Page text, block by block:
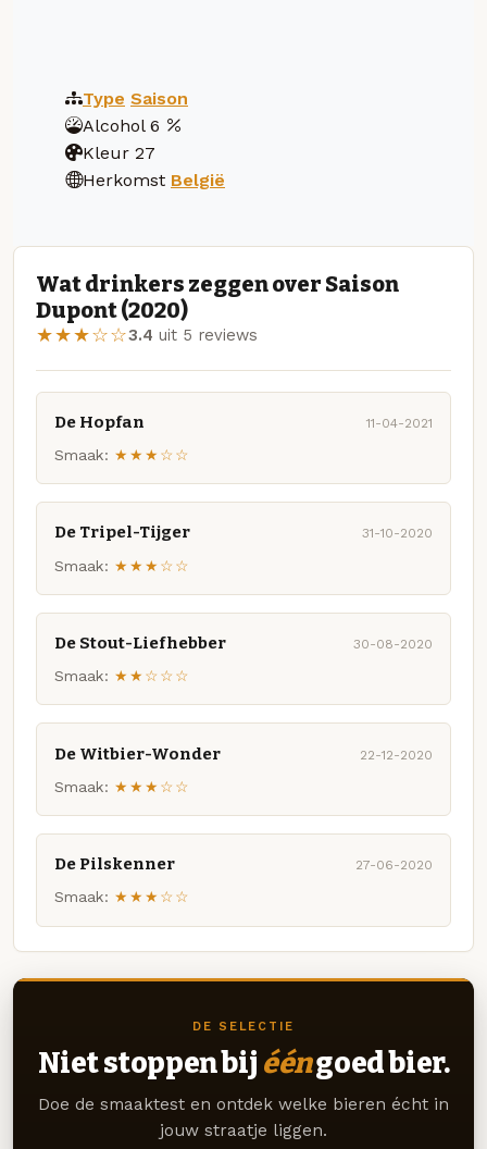
Type Saison
Alcohol 6
Kleur 27
Herkomst België
Wat drinkers zeggen over Saison
Dupont (2020)
★★★☆☆3.4 uit 5 reviews
De Hopfan 11-04-2021
Smaak: ★★★☆☆
De Tripel-Tijger 31-10-2020
Smaak: ★★★☆☆
De Stout-Liefhebber 30-08-2020
Smaak: ★★☆☆☆
De Witbier-Wonder 22-12-2020
Smaak: ★★★☆☆
De Pilskenner 27-06-2020
Smaak: ★★★☆☆
DE SELECTIE
Niet stoppen bij ééngoed bier.
Doe de smaaktest en ontdek welke bieren écht in
jouw straatje liggen.